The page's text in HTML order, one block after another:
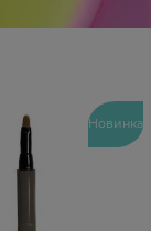
Новинка